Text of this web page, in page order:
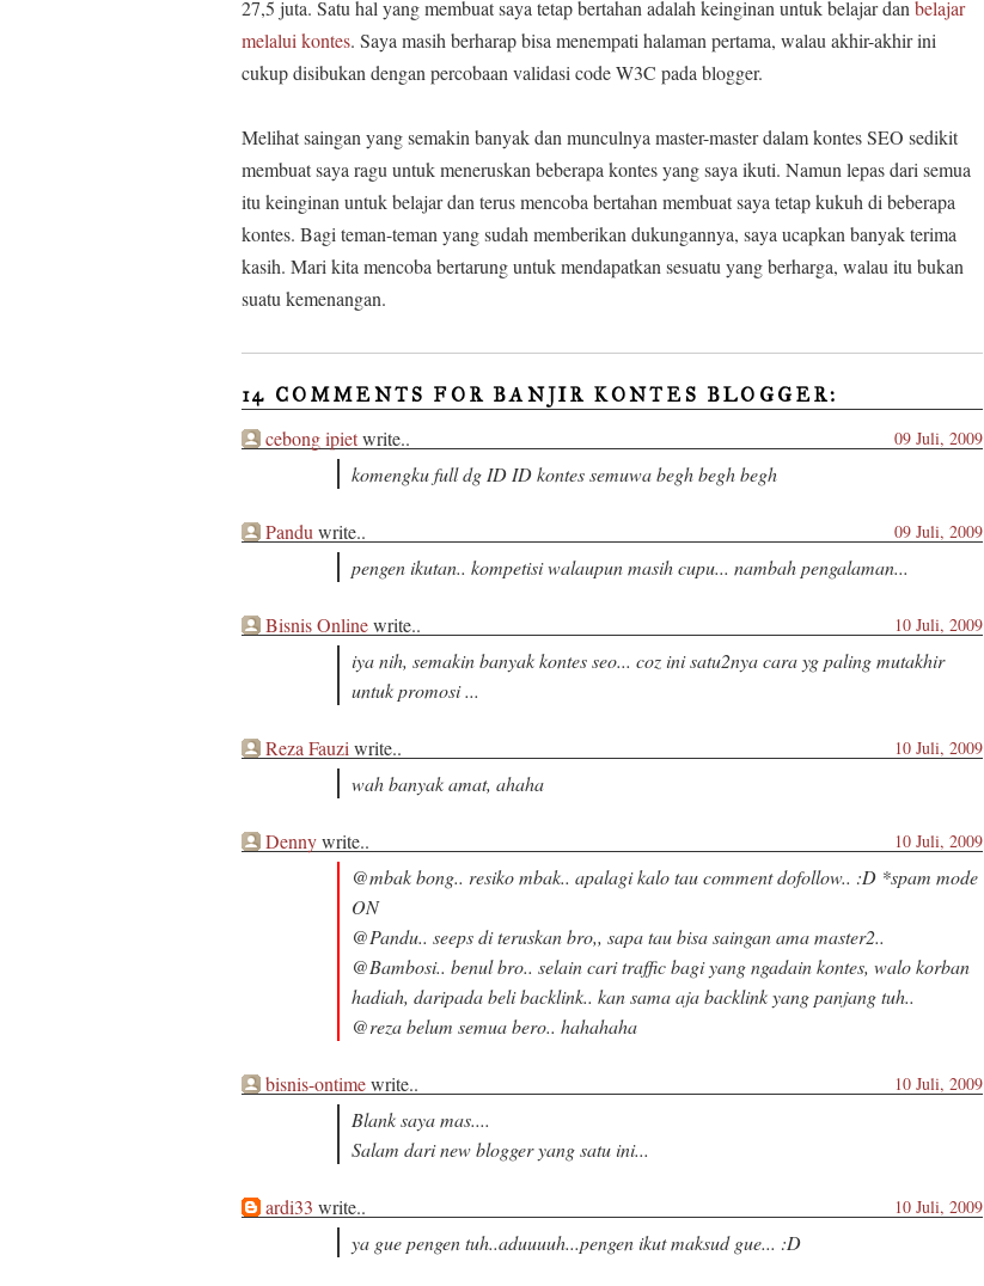
27,5 juta. Satu hal yang membuat saya tetap bertahan adalah keinginan untuk belajar danbelajar
melalui kontes. Saya masih berharap bisa menempati halaman pertama, walau akhir-akhir ini
cukup disibukan dengan percobaan validasi code W3C pada blogger.
Melihat saingan yang semakin banyak dan munculnya master-master dalam kontes SEO sedikit
membuat saya ragu untuk meneruskan beberapa kontes yang saya ikuti. Namun lepas dari semua
itu keinginan untuk belajar dan terus mencoba bertahan membuat saya tetap kukuh di beberapa
kontes. Bagi teman-teman yang sudah memberikan dukungannya, saya ucapkan banyak terima
kasih. Mari kita mencoba bertarung untuk mendapatkan sesuatu yang berharga, walau itu bukan
suatu kemenangan.
14 COMMENTS FOR BANJIR KONTES BLOGGER:
cebong ipietwrite.. 09 Juli, 2009
komengku full dg ID ID kontes semuwa begh begh begh
Pandu write.. 09 Juli, 2009
pengen ikutan.. kompetisi walaupun masih cupu... nambah pengalaman...
Bisnis Onlinewrite.. 10 Juli, 2009
iya nih, semakin banyak kontes seo... coz ini satu2nya cara yg paling mutakhir
untuk promosi ...
Reza Fauzi write.. 10 Juli, 2009
wah banyak amat, ahaha
Dennywrite.. 10 Juli, 2009
@mbak bong.. resiko mbak.. apalagi kalo tau comment dofollow.. :D *spam mode
ON
@Pandu.. seeps di teruskan bro,, sapa tau bisa saingan ama master2..
@Bambosi.. benul bro.. selain cari traffic bagi yang ngadain kontes, walo korban
hadiah, daripada beli backlink.. kan sama aja backlink yang panjang tuh..
@reza belum semua bero.. hahahaha
bisnis-ontimewrite.. 10 Juli, 2009
Blank saya mas....
Salam dari new blogger yang satu ini...
ardi33 write.. 10 Juli, 2009
ya gue pengen tuh..aduuuuh...pengen ikut maksud gue... :D